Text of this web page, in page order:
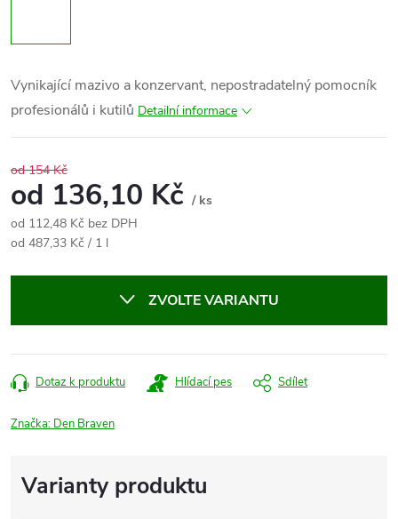
Vynikající mazivo a konzervant, nepostradatelný pomocník
profesionálů i kutilů Detailní informace
od 154 Kč
od 136,10 Kč / ks
od 112,48 Kč bez DPH
Měrná
od 487,33 Kč / 1 l
ZVOLTE VARIANTU
Dotaz k produktu Hlídací pes Sdílet
Značka: Den Braven